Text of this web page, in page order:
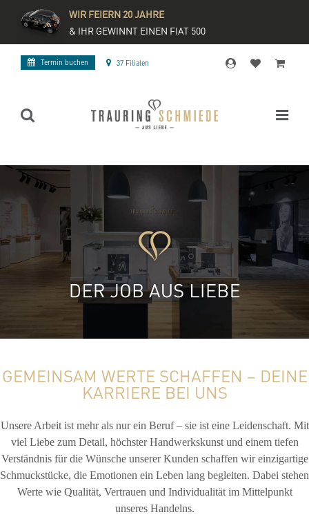
WIR FEIERN 20 JAHRE
& IHR GEWINNT EINEN FIAT 500
Termin buchen 37 Filialen
GEMEINSAM WERTE SCHAFFEN – DEINE
KARRIERE BEI UNS
Unsere Arbeit ist mehr als nur ein Beruf – sie ist eine Leidenschaft. Mit
viel Liebe zum Detail, höchster Handwerkskunst und einem tiefen
Verständnis für die Wünsche unserer Kunden schaffen wir einzigartige
Schmuckstücke, die Emotionen ein Leben lang begleiten. Dabei stehen
Werte wie Qualität, Vertrauen und Individualität im Mittelpunkt
unseres Handelns.